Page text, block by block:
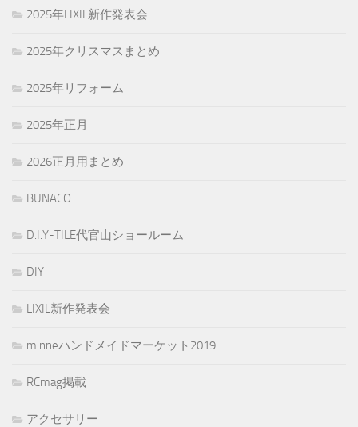
2025年LIXIL新作発表会
2025年クリスマスまとめ
2025年リフォーム
2025年正月
2026正月用まとめ
BUNACO
D.I.Y-TILE代官山ショールーム
DIY
LIXIL新作発表会
minneハンドメイドマーケット2019
RCmag掲載
アクセサリー